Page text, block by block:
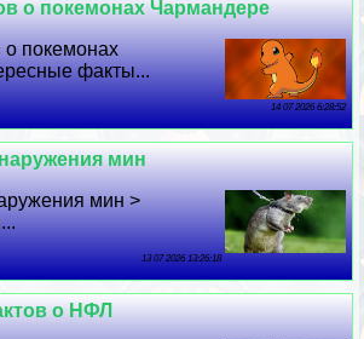
о покемонах Чармaндере
покемонах
факты...
14 07 2026 6:28:52
мин
мин >
13 07 2026 13:26:18
о НФЛ